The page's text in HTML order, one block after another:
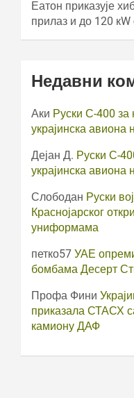
Еатон приказује
прилаз и до 120
Недавни
Аки Руски С-400
украјинска авиона
Дејан Д. Руски С-
украјинска авиона
Слободан Руски
Краснојарског
униформама
петко57 УАЕ
бомбама Десерт
Профа Фини
приказала СТАСХ
камиону ДАФ